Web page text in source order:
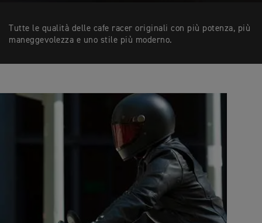
Tutte le qualità delle cafe racer originali con più potenza, più
maneggevolezza e uno stile più moderno.